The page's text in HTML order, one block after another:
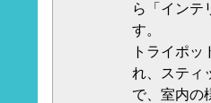
ら「インテ
す。
トライポ
れ、スティ
で、室内の